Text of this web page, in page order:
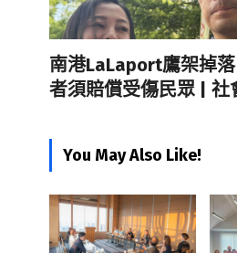
南港LaLaport鷹架掉
者須賠償受傷民眾 | 社
You May Also Like!